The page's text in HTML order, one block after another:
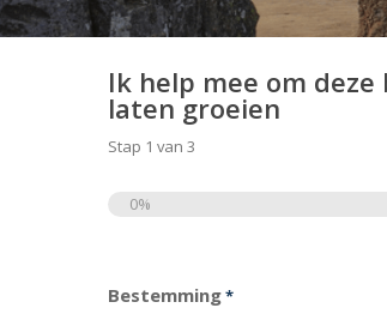
Ik help mee om
laten groeien
Stap 1 van3
0%
Bestemming*